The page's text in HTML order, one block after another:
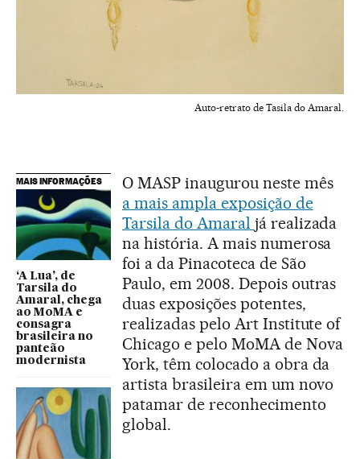
Auto-retrato de Tasila do Amaral.
MAIS INFORMAÇÕES
‘A Lua’, de
Tarsila do
Amaral, chega
ao MoMA e
consagra
brasileira no
panteão
modernista
O MASP inaugurou neste mês
a mais ampla exposição de
Tarsila do Amaral já realizada
na história. A mais numerosa
foi a da Pinacoteca de São
Paulo, em 2008. Depois outras
duas exposições potentes,
realizadas pelo Art Institute of
Chicago e pelo MoMA de Nova
York, têm colocado a obra da
artista brasileira em um novo
patamar de reconhecimento
global.